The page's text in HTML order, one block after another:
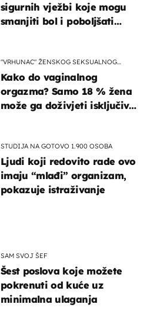
sigurnih vježbi koje mogu
smanjiti bol i poboljšati
"VRHUNAC" ŽENSKOG SEKSUALNOG
Kako do vaginalnog
orgazma? Samo 18 % žena
može ga doživjeti isključivo
STUDIJA NA GOTOVO 1.900 OSOBA
Ljudi koji redovito rade ovo
imaju “mlađi” organizam,
pokazuje istraživanje
SAM SVOJ ŠEF
Šest poslova koje možete
pokrenuti od kuće uz
minimalna ulaganja